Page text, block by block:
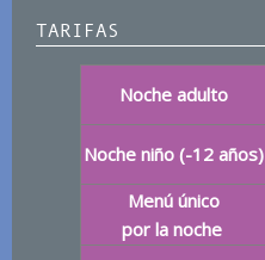
TARIFAS
Noche adulto
Noche niño (-12 años)
Menú único
por la noche